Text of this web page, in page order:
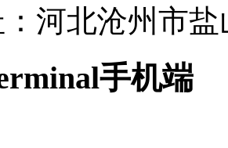
河北沧州市
手机端